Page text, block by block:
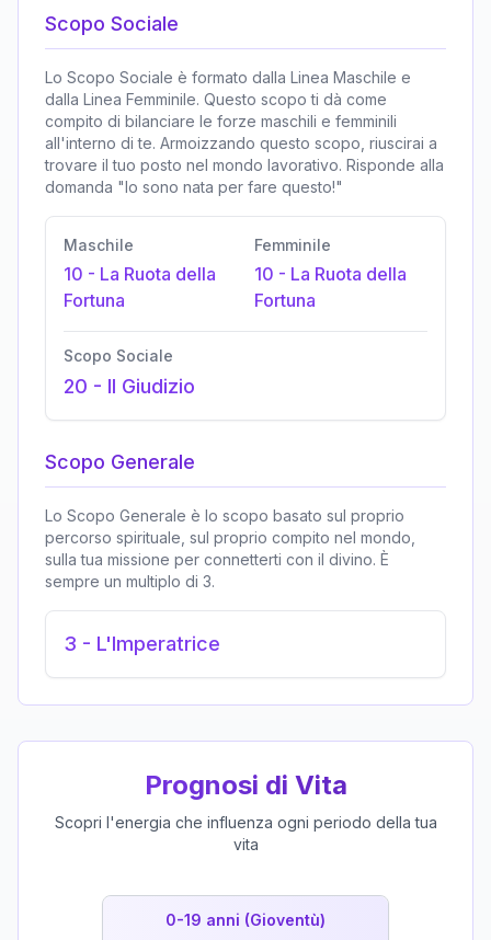
Scopo Sociale
Lo Scopo Sociale è formato dalla Linea Maschile e
dalla Linea Femminile. Questo scopo ti dà come
compito di bilanciare le forze maschili e femminili
all'interno di te. Armoizzando questo scopo, riuscirai a
trovare il tuo posto nel mondo lavorativo. Risponde alla
domanda "Io sono nata per fare questo!"
Maschile
10 - La Ruota della
Fortuna
Femminile
10 - La Ruota della
Fortuna
Scopo Sociale
20 - Il Giudizio
Scopo Generale
Lo Scopo Generale è lo scopo basato sul proprio
percorso spirituale, sul proprio compito nel mondo,
sulla tua missione per connetterti con il divino. È
sempre un multiplo di 3.
3 - L'Imperatrice
Prognosi di Vita
Scopri l'energia che influenza ogni periodo della tua
vita
0-19 anni (Gioventù)